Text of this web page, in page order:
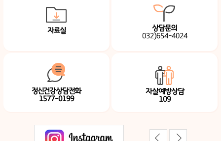
자료실
상담문의
032)654-4024
정신건강상담전화
1577-0199
자살예방상담
109